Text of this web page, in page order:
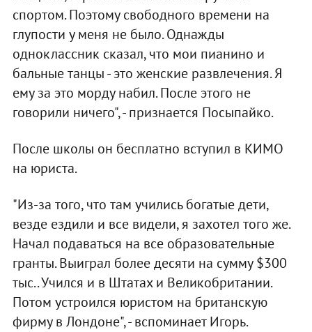
спортом. Поэтому свободного времени на
глупости у меня не было. Однажды
одноклассник сказал, что мои пианино и
бальные танцы - это женские развлечения. Я
ему за это морду набил. После этого не
говорили ничего", - признается Посыпайко.
После школы он бесплатно вступил в КИМО
на юриста.
"Из-за того, что там учились богатые дети,
везде ездили и все видели, я захотел того же.
Начал подаваться на все образовательные
гранты. Выиграл более десяти на сумму $300
тыс.. Учился и в Штатах и Великобритании.
Потом устроился юристом на британскую
фирму в Лондоне", - вспоминает Игорь.